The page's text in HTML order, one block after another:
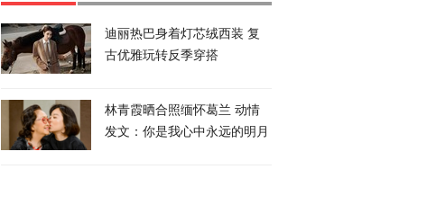
迪丽热巴身着灯芯绒西装 复
古优雅玩转反季穿搭
林青霞晒合照缅怀葛兰 动情
发文：你是我心中永远的明月